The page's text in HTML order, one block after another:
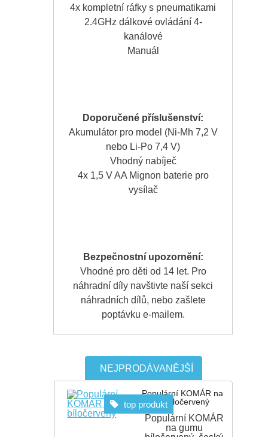
4x kompletní ráfky s pneumatikami
2.4GHz dálkové ovládání 4-
kanálové
Manuál
Doporučené příslušenství:
Akumulátor pro model (Ni-Mh 7,2 V
nebo Li-Po 7,4 V)
Vhodný nabíječ
4x 1,5 V AA Mignon baterie pro
vysílač
Bezpečnostní upozornění:
Vhodné pro děti od 14 let. Pro
náhradní díly navštivte naší sekci
náhradních dílů, nebo zašlete
poptávku e-mailem.
NEJPRODÁVANĚJŠÍ
Populární KOMÁR na
gumu bíločervený
Populární KOMÁR
na gumu
top produkt